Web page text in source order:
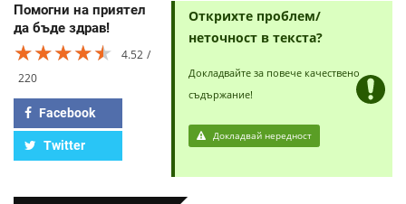
Помогни на приятел
да бъде здрав!
★★★★★
★★★★★
★★★★★
4.52
220
Facebook
Twitter
Открихте проблем/
неточност в текста?
Докладвайте за повече качествено
съдържание!
Докладвай нередност